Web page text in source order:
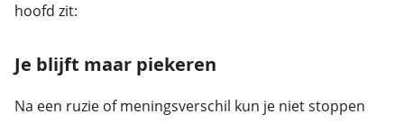
hoofd zit:
Je blijft maar piekeren
Na een ruzie of meningsverschil kun je niet stoppen